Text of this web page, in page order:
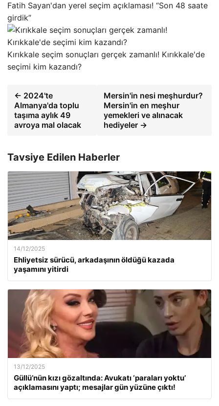
Fatih Sayan'dan yerel seçim açıklaması! “Son 48 saate
girdik”
Kırıkkale seçim sonuçları gerçek zamanlı! Kırıkkale'de
seçimi kim kazandı?
← 2024'te
Almanya'da toplu
taşıma aylık 49
avroya mal olacak
Mersin'in nesi meşhurdur?
Mersin'in en meşhur
yemekleri ve alınacak
hediyeler →
Tavsiye Edilen Haberler
14/12/2025
Ehliyetsiz sürücü, arkadaşının öldüğü kazada
yaşamını yitirdi
13/12/2025
Güllü’nün kızı gözaltında: Avukatı ‘paraları yoktu’
açıklamasını yaptı; mesajlar gün yüzüne çıktı!